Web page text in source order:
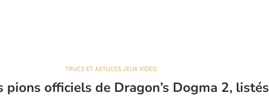
TRUCS ET ASTUCES JEUX VIDÉO
pions officiels de Dragon’s Dogma 2, listés